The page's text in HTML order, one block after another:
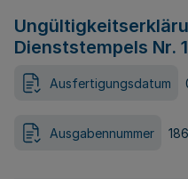
Dienststempels Nr.
Ausfertigungsdatum
Ausgabennummer 186